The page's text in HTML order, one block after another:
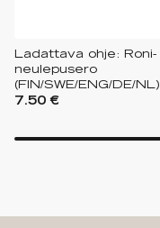
Ladattava ohje: Roni-
neulepusero
(FIN/SWE/ENG/DE/NL)
7.50 €